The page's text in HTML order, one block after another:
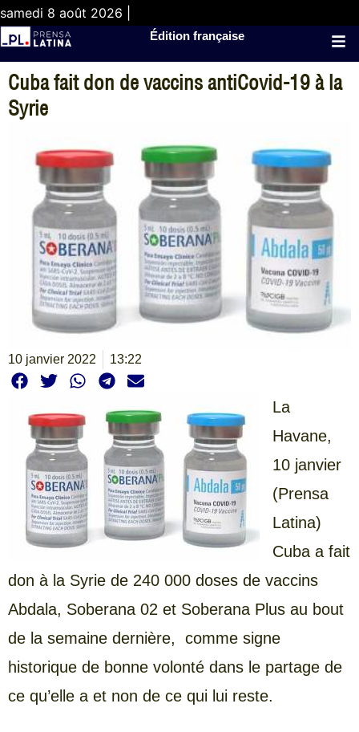
samedi 8 août 2026 |
Édition française
Cuba fait don de vaccins antiCovid-19 à la
Syrie
10 janvier 2022 13:22
La
Havane,
10 janvier
(Prensa
Latina)
Cuba a fait
don à la Syrie de 240 000 doses de vaccins
Abdala, Soberana 02 et Soberana Plus au bout
de la semaine dernière, comme signe
historique de bonne volonté dans le partage de
ce qu’elle a et non de ce qui lui reste.